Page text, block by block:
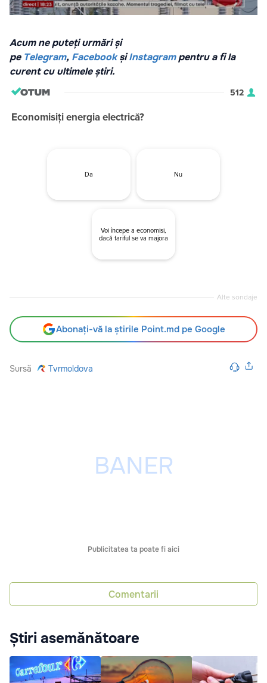
Acum ne puteți urmări și
pe Telegram, Facebook șiInstagrampentru a fi la
curent cu ultimele știri.
512
Economisiți energia electrică?
Da Nu
Voi începe a economisi,
dacă tariful se va majora
Alte sondaje
Abonați-vă la știrile Point.md pe Google
Sursă Tvrmoldova
Publicitatea ta poate fi aici
Comentarii
Știri asemănătoare